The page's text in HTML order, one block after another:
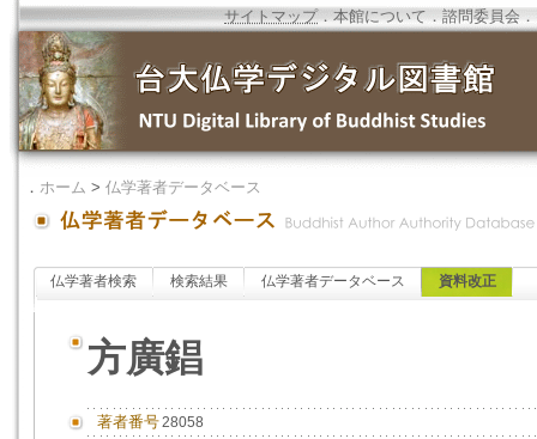
サイトマップ．本館について ．諮問委員会 ．
． ホーム > 仏学著者データベース
仏学著者検索 検索結果 仏学著者データベース 資料改正
方廣錩
著者番号28058